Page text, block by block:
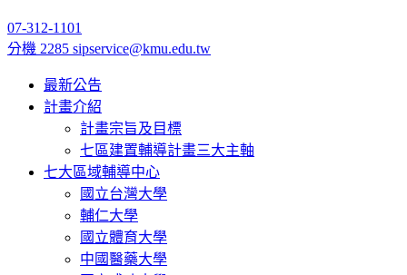
07-312-1101
分機 2285 sipservice@kmu.edu.tw
最新公告
計畫介紹
計畫宗旨及目標
七區建置輔導計畫三大主軸
七大區域輔導中心
國立台灣大學
輔仁大學
國立體育大學
中國醫藥大學